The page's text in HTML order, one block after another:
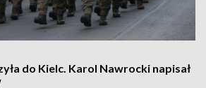
do Kielc. Karol Nawrocki napisał